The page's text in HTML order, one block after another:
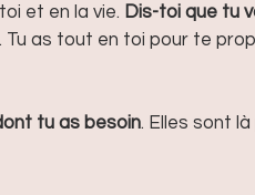
et en la vie. Dis-toi que tu
. Tu as tout en toi pour te
tu as besoin. Elles sont